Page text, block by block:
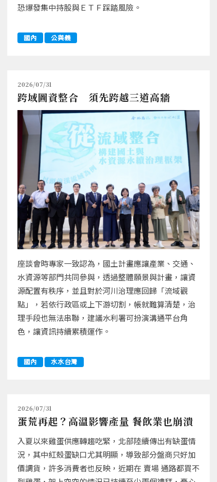
恐爆發集中持股與ＥＴＦ踩踏風險。
國內 公與義
2026/07/31
跨域圖資整合 須先跨越三道高牆
座談會時專家一致認為，國土計畫應讓產業、交通、
水資源等部門共同參與，透過整體願景與計畫，讓資
源配置有秩序，並且對於河川治理應回歸「流域觀
點」，若依行政區或上下游切割，帳就難算清楚，治
理手段也無法串聯，建議水利署可扮演溝通平台角
色，讓資訊持續累積運作。
國內 水水台灣
2026/07/31
蛋荒再起？高溫影響產量 餐飲業也崩潰
入夏以來雞蛋供應轉趨吃緊，北部陸續傳出有缺蛋情
況，其中紅殼蛋缺口尤其明顯，導致部分盤商只好加
價調貨，許多消費者也反映，近期在 賣場 通路都買不